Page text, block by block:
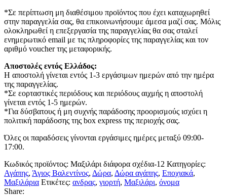
*Σε περίπτωση μη διαθέσιμου προϊόντος που έχει καταχωρηθεί
στην παραγγελία σας, θα επικοινωνήσουμε άμεσα μαζί σας. Μόλις
ολοκληρωθεί η επεξεργασία της παραγγελίας θα σας σταλεί
ενημερωτικό email με τις πληροφορίες της παραγγελίας και τον
αριθμό voucher της μεταφορικής.
Αποστολές εντός Ελλάδος:
Η αποστολή γίνεται εντός 1-3 εργάσιμων ημερών από την ημέρα
της παραγγελίας.
*Σε εορταστικές περιόδους και περιόδους αιχμής η αποστολή
γίνεται εντός 1-5 ημερών.
*Για δύσβατους ή μη συχνής παράδοσης προορισμούς ισχύει η
πολιτική παράδοσης της box express της περιοχής σας.
Όλες οι παραδόσεις γίνονται εργάσιμες ημέρες μεταξύ 09:00-
17:00.
Κωδικός προϊόντος: Μαξιλάρι διάφορα σχέδια-12 Κατηγορίες:
Αγάπης, Άγιος Βαλεντίνος, Δώρα, Δώρα αγάπης, Εποχιακά,
Μαξιλάρια Ετικέτες: ανδρας, γιορτή, Μαξιλάρι, όνομα
Share: